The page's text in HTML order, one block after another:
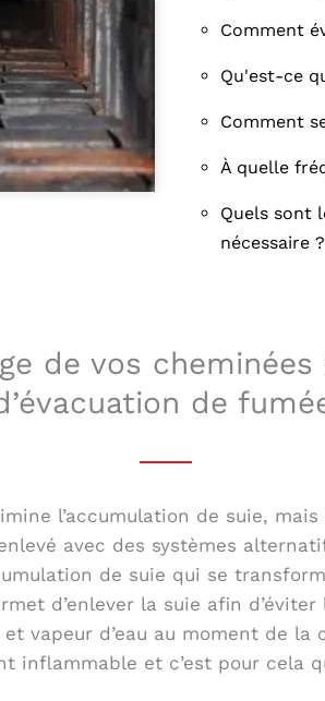
Comment
Qu'est-ce
Comment
À quelle
Quels sont
nécessaire ?
de vos
de
l’accumulation de suie,
avec des systèmes
de suie qui se
d’enlever la suie afin
vapeur d’eau au moment de
inflammable et c’est pour cela